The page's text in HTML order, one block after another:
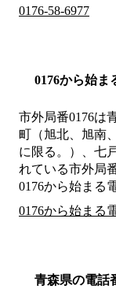
0176-58-6977
0176から始ま
市外局番0176は
町（旭北、旭南
に限る。）、七
れている市外局
0176から始まる
0176から始まる
青森県の電話